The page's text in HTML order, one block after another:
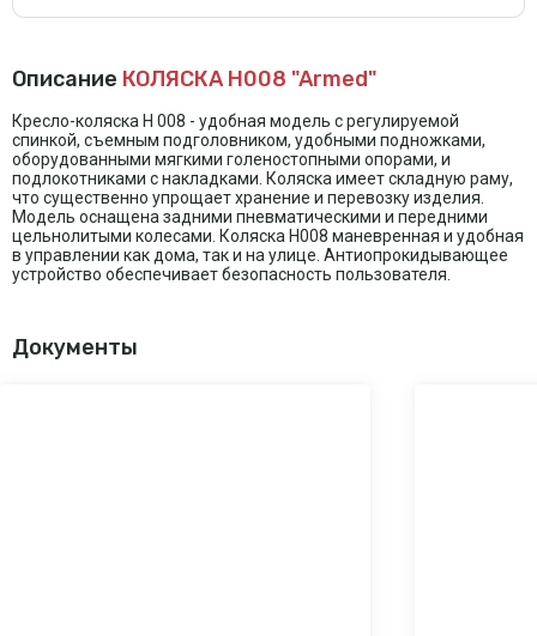
Описание КОЛЯСКА H008 "Armed"
Кресло-коляска Н 008 - удобная модель с регулируемой
спинкой, съемным подголовником, удобными подножками,
оборудованными мягкими голеностопными опорами, и
подлокотниками с накладками. Коляска имеет складную раму,
что существенно упрощает хранение и перевозку изделия.
Модель оснащена задними пневматическими и передними
цельнолитыми колесами. Коляска H008 маневренная и удобная
в управлении как дома, так и на улице. Антиопрокидывающее
устройство обеспечивает безопасность пользователя.
Документы